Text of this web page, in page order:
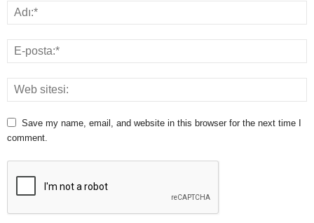
Save my name, email, and website in this browser for the next time I
comment.